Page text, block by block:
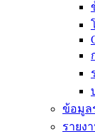
ข้อมูล
รายง